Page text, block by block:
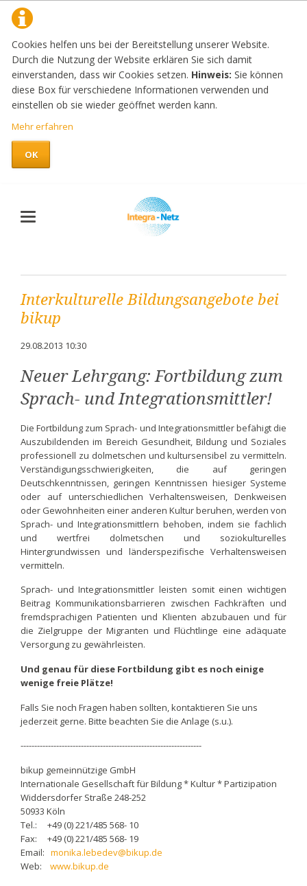
Cookies helfen uns bei der Bereitstellung unserer Website.
Durch die Nutzung der Website erklären Sie sich damit
einverstanden, dass wir Cookies setzen. Hinweis: Sie können
diese Box für verschiedene Informationen verwenden und
einstellen ob sie wieder geöffnet werden kann.
Mehr erfahren
OK
Interkulturelle Bildungsangebote bei
bikup
29.08.2013 10:30
Neuer Lehrgang: Fortbildung zum
Sprach- und Integrationsmittler!
Die Fortbildung zum Sprach- und Integrationsmittler befähigt die
Auszubildenden im Bereich Gesundheit, Bildung und Soziales
professionell zu dolmetschen und kultursensibel zu vermitteln.
Verständigungsschwierigkeiten, die auf geringen
Deutschkenntnissen, geringen Kenntnissen hiesiger Systeme
oder auf unterschiedlichen Verhaltensweisen, Denkweisen
oder Gewohnheiten einer anderen Kultur beruhen, werden von
Sprach- und Integrationsmittlern behoben, indem sie fachlich
und wertfrei dolmetschen und soziokulturelles
Hintergrundwissen und länderspezifische Verhaltensweisen
vermitteln.
Sprach- und Integrationsmittler leisten somit einen wichtigen
Beitrag Kommunikationsbarrieren zwischen Fachkräften und
fremdsprachigen Patienten und Klienten abzubauen und für
die Zielgruppe der Migranten und Flüchtlinge eine adäquate
Versorgung zu gewährleisten.
Und genau für diese Fortbildung gibt es noch einige
wenige freie Plätze!
Falls Sie noch Fragen haben sollten, kontaktieren Sie uns
jederzeit gerne. Bitte beachten Sie die Anlage (s.u.).
------------------------------------------------------------------
bikup gemeinnützige GmbH
Internationale Gesellschaft für Bildung * Kultur * Partizipation
Widdersdorfer Straße 248-252
50933 Köln
Tel.: +49 (0) 221/485 568- 10
Fax: +49 (0) 221/485 568- 19
Email: monika.lebedev@bikup.de
Web: www.bikup.de